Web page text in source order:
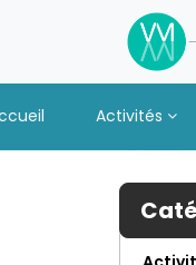
Activités